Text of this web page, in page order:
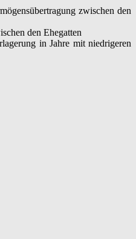
zwischen den
den Ehegatten
in Jahre mit niedrigeren